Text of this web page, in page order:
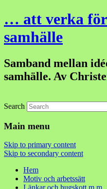
… att verka
samhälle
Samband mellan
samhälle. Av
Search
Main menu
Skip to primary content
Skip to secondary content
Hem
Motiv och arbetssätt